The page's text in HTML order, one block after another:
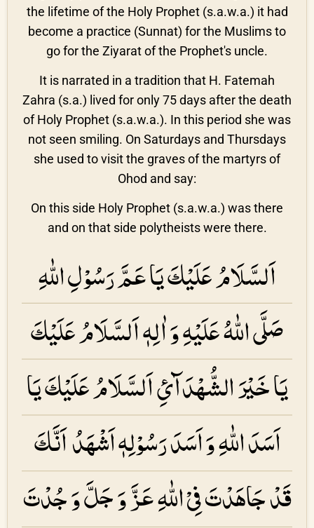
the lifetime of the Holy Prophet (s.a.w.a.) it had
become a practice (Sunnat) for the Muslims to
go for the Ziyarat of the Prophet's uncle.
It is narrated in a tradition that H. Fatemah
Zahra (s.a.) lived for only 75 days after the death
of Holy Prophet (s.a.w.a.). In this period she was
not seen smiling. On Saturdays and Thursdays
she used to visit the graves of the martyrs of
Ohod and say:
On this side Holy Prophet (s.a.w.a.) was there
and on that side polytheists were there.
اَلسَّلَامُ عَلَیْكَ یَا عَمَّ رَسُوْلِ اللّٰهِ
صَلَّی اللّٰهُ عَلَیْهِ وَ اٰلِهٖ اَلسَّلَامُ عَلَیْكَ
یَا خَیْرَ الشُّھْدَآئِ اَلسَّلَامُ عَلَیْكَ یَا
اَسَدَ اللّٰهِ وَ اَسَدَ رَسُوْلِهٖ اَشْھَدُ اَنَّكَ
قَدْ جَاھَدْتَ فِیْ اللّٰهِ عَزَّ وَ جَلَّ وَ جُدْتَ